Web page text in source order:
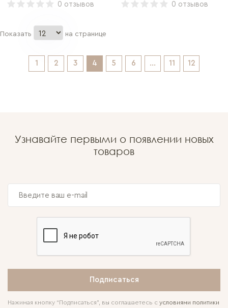
0 отзывов 0 отзывов
Показать на странице
1 2 3 4 5 6 ... 11 12
Узнавайте первыми о появлении новых
товаров
Подписаться
Нажимая кнопку “Подписаться”, вы соглашаетесь с условиями политики